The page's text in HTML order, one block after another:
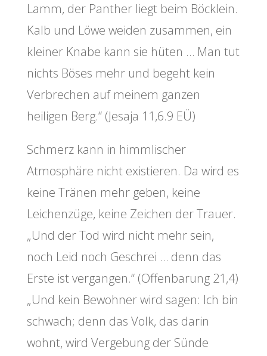
Lamm, der Panther liegt beim Böcklein.
Kalb und Löwe weiden zusammen, ein
kleiner Knabe kann sie hüten … Man tut
nichts Böses mehr und begeht kein
Verbrechen auf meinem ganzen
heiligen Berg.“ (Jesaja 11,6.9 EÜ)
Schmerz kann in himmlischer
Atmosphäre nicht existieren. Da wird es
keine Tränen mehr geben, keine
Leichenzüge, keine Zeichen der Trauer.
„Und der Tod wird nicht mehr sein,
noch Leid noch Geschrei … denn das
Erste ist vergangen.“ (Offenbarung 21,4)
„Und kein Bewohner wird sagen: Ich bin
schwach; denn das Volk, das darin
wohnt, wird Vergebung der Sünde